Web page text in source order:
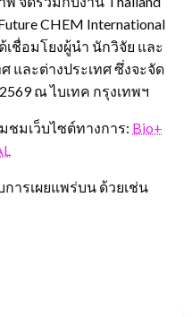
CHEM International
เชื่อมโยงผู้นำ นักวิจัย และ
และต่างประเทศ ซึ่งจะจัด
ณ ไบเทค กรุงเทพฯ
ชมเว็บไซต์ทางการ: Bio+
ารเผยแพร่บน ด้วยเช่น